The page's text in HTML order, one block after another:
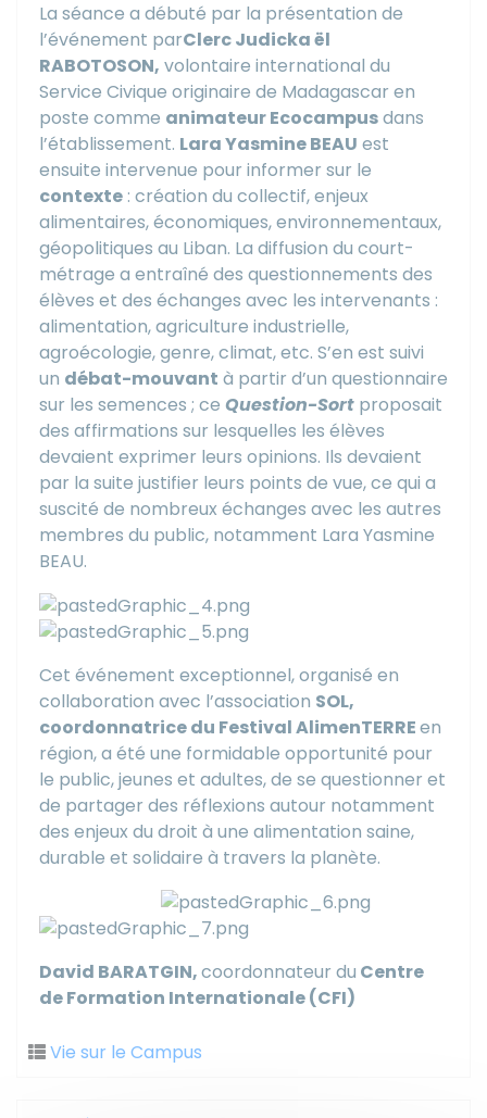
La séance a débuté par la présentation de
l’événement parClerc Judicka ël
RABOTOSON, volontaire international du
Service Civique originaire de Madagascar en
poste comme animateur Ecocampusdans
l’établissement. Lara Yasmine BEAU est
ensuite intervenue pour informer sur le
contexte : création du collectif, enjeux
alimentaires, économiques, environnementaux,
géopolitiques au Liban. La diffusion du court-
métrage a entraîné des questionnements des
élèves et des échanges avec les intervenants :
alimentation, agriculture industrielle,
agroécologie, genre, climat, etc. S’en est suivi
un débat-mouvant à partir d’un questionnaire
sur les semences ; ce Question-Sort proposait
des affirmations sur lesquelles les élèves
devaient exprimer leurs opinions. Ils devaient
par la suite justifier leurs points de vue, ce qui a
suscité de nombreux échanges avec les autres
membres du public, notamment Lara Yasmine
BEAU.
Cet événement exceptionnel, organisé en
collaboration avec l’association SOL,
coordonnatrice du Festival AlimenTERREen
région, a été une formidable opportunité pour
le public, jeunes et adultes, de se questionner et
de partager des réflexions autour notamment
des enjeux du droit à une alimentation saine,
durable et solidaire à travers la planète.
David BARATGIN,coordonnateur du Centre
de Formation Internationale (CFI)
Vie sur le Campus